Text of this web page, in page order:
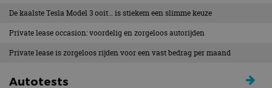
De kaalste Tesla Model 3 ooit… is stiekem een slimme keuze
Private lease occasion: voordelig en zorgeloos autorijden
Private lease is zorgeloos rijden voor een vast bedrag per maand
Autotests